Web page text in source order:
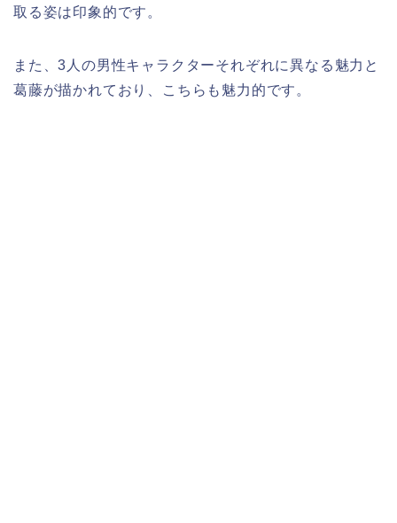
取る姿は印象的です。
また、3人の男性キャラクターそれぞれに異なる魅力と
葛藤が描かれており、こちらも魅力的です。